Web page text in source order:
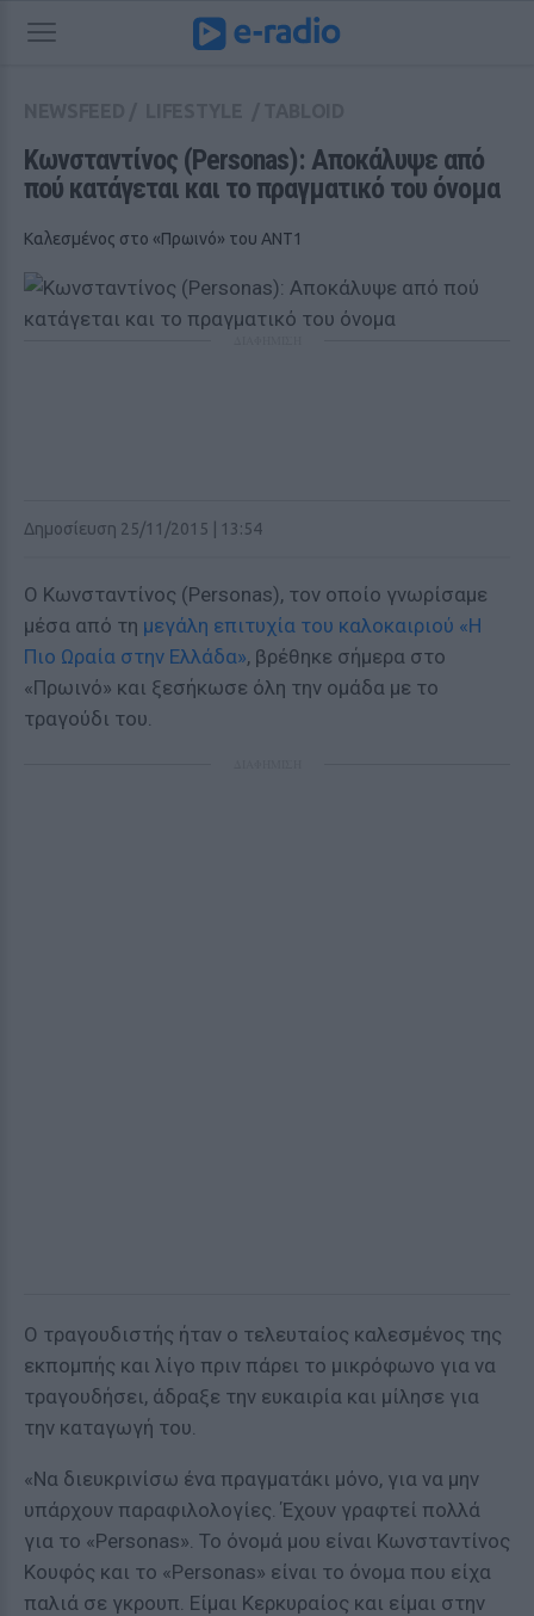
Κωνσταντίνος (Personas): Αποκάλυψε από
πού κατάγεται και το πραγματικό του όνομα
Καλεσμένος στο «Πρωινό» του ANT1
Δημοσίευση 25/11/2015 | 13:54
Ο Κωνσταντίνος (Personas), τον οποίο γνωρίσαμε
μέσα από τη μεγάλη επιτυχία του καλοκαιριού «Η
Πιο Ωραία στην Ελλάδα», βρέθηκε σήμερα στο
«Πρωινό» και ξεσήκωσε όλη την ομάδα με το
τραγούδι του.
Ο τραγουδιστής ήταν ο τελευταίος καλεσμένος της
εκπομπής και λίγο πριν πάρει το μικρόφωνο για να
τραγουδήσει, άδραξε την ευκαιρία και μίλησε για
την καταγωγή του.
«Να διευκρινίσω ένα πραγματάκι μόνο, για να μην
υπάρχουν παραφιλολογίες. Έχουν γραφτεί πολλά
για το «Personas». Το όνομά μου είναι Κωνσταντίνος
Κουφός και το «Personas» είναι το όνομα που είχα
παλιά σε γκρουπ. Είμαι Κερκυραίος και είμαι στην